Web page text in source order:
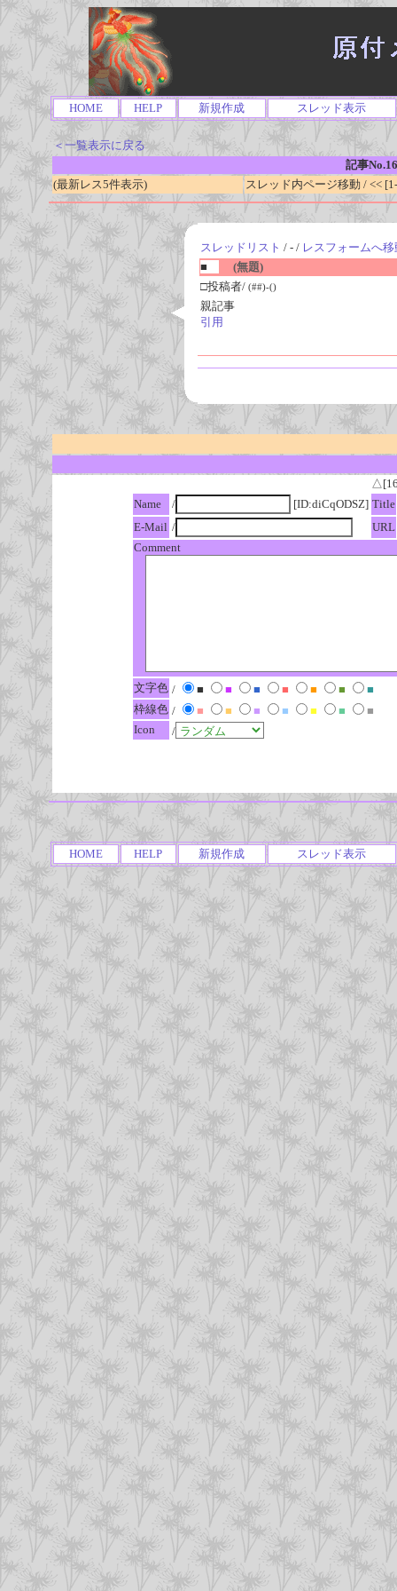
HOME HELP 新規作成 スレッド表示
＜一覧表示に戻る
記事
(最新レス5件表示)
スレッド内ページ移動 / <<
スレッドリスト / - / レスフォームへ移
■
(無題)
□投稿者/ (##)-()
親記事
引用
Name
/ [ID:diCqODSZ] Title
E-Mail /
URL
Comment
文字色 / ■ ■ ■ ■ ■ ■
■
枠線色 / ■ ■ ■ ■ ■ ■
■
Icon
/
HOME HELP 新規作成 スレッド表示